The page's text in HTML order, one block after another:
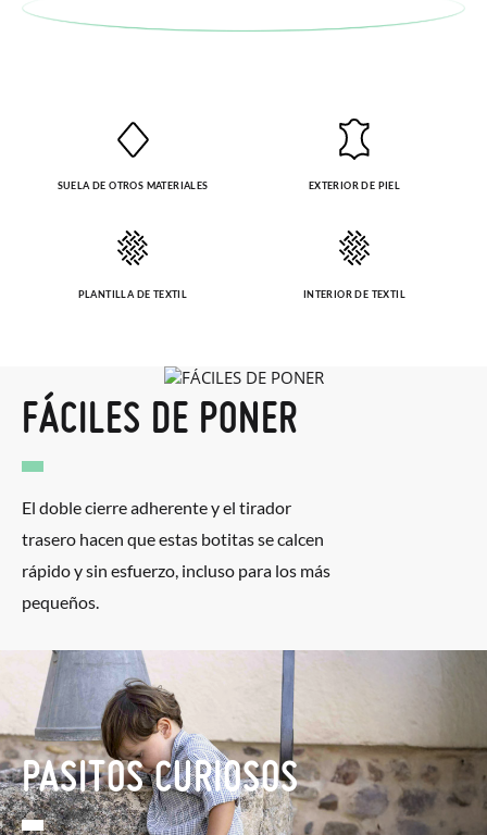
SUELA DE OTROS MATERIALES EXTERIOR DE PIEL
PLANTILLA DE TEXTIL INTERIOR DE TEXTIL
FÁCILES DE PONER
El doble cierre adherente y el tirador
trasero hacen que estas botitas se calcen
rápido y sin esfuerzo, incluso para los más
pequeños.
PASITOS CURIOSOS